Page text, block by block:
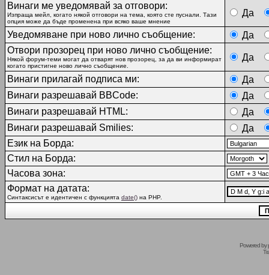
Винаги ме уведомявай за отговори:
Изпраща мейл, когато някой отговори на тема, която сте пуснали. Тази
опция може да бъде променена при всяко ваше мнение
Да
Уведомяване при ново лично съобщение:
Да
Отвори прозорец при ново лично съобщение:
Някой форум-теми могат да отварят нов прозорец, за да ви информират
когато пристигне ново лично съобщение.
Да
Винаги прилагай подписа ми:
Да
Винаги разрешавай BBCode:
Да
Винаги разрешавай HTML:
Да
Винаги разрешавай Smilies:
Да
Език на Борда:
Стил на Борда:
Часова зона:
Формат на датата:
Синтаксисът е идентичен с функцията date() на PHP.
Powered by